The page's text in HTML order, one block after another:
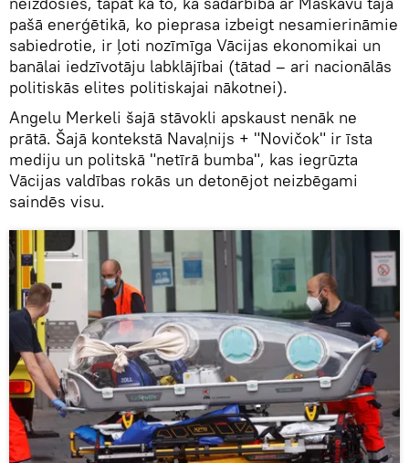
pašā enerģētikā, ko pieprasa izbeigt nesamierināmie
sabiedrotie, ir ļoti nozīmīga Vācijas ekonomikai un
banālai iedzīvotāju labklājībai (tātad – ari nacionālās
politiskās elites politiskajai nākotnei).
Angelu Merkeli šajā stāvokli apskaust nenāk ne
prātā. Šajā kontekstā Navaļnijs + "Novičok" ir īsta
mediju un politskā "netīrā bumba", kas iegrūzta
Vācijas valdības rokās un detonējot neizbēgami
saindēs visu.